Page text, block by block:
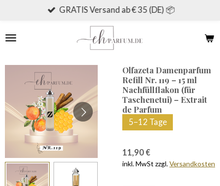
springen
GRATIS Versand ab € 35 (DE) 📦
Olfazeta Damenparfum
Refill Nr. 119 – 15 ml
Nachfüllflakon (für
Taschenetui) – Extrait
de Parfum
5–12 Tage
11,90 €
inkl. MwSt zzgl.Versandkosten